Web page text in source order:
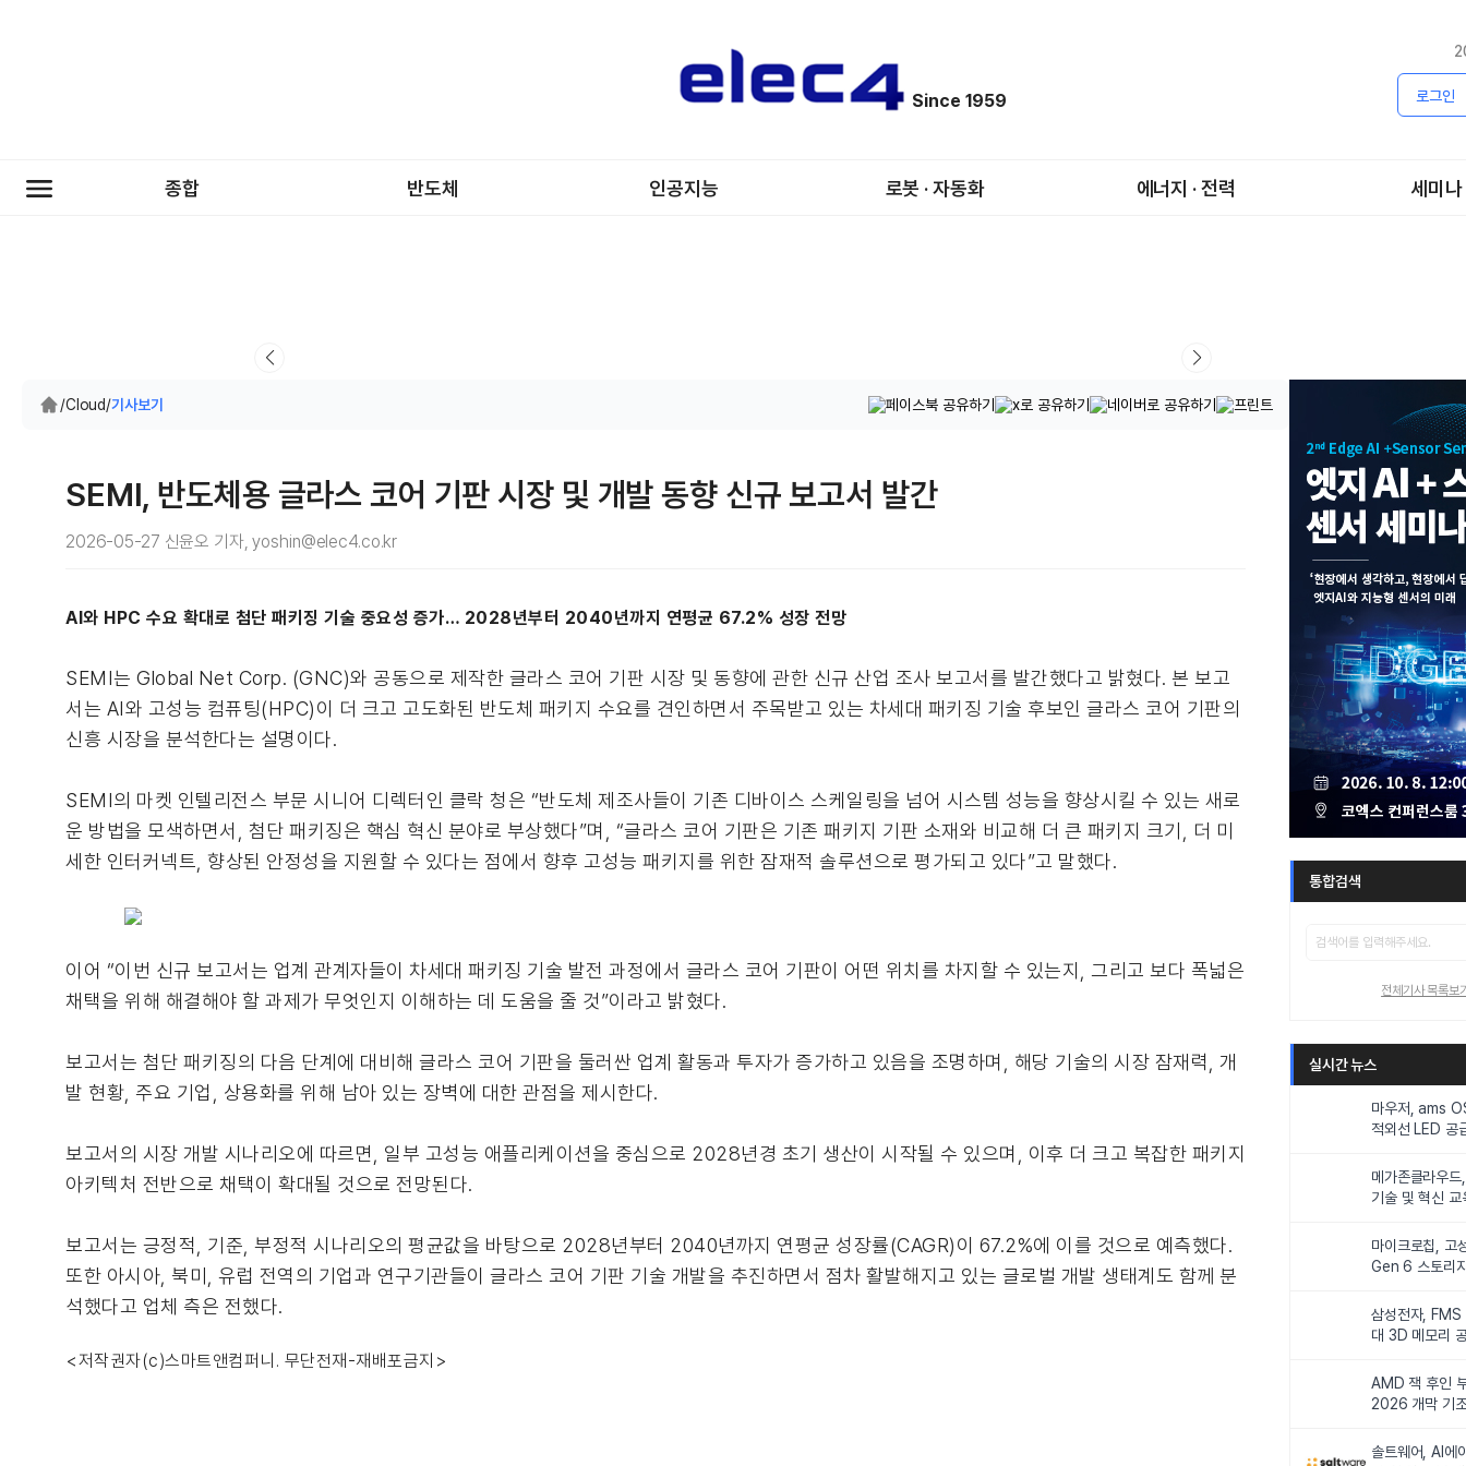
Since 1959 로그인
종합 반도체 인공지능 로봇 · 자동화 에너지 · 전력 세미나
/Cloud/기사보기
SEMI, 반도체용 글라스 코어 기판 시장 및 개발 동향 신규 보고서 발간
2026-05-27 신윤오 기자, yoshin@elec4.co.kr
AI와 HPC 수요 확대로 첨단 패키징 기술 중요성 증가… 2028년부터 2040년까지 연평균 67.2% 성장 전망
SEMI는 Global Net Corp. (GNC)와 공동으로 제작한 글라스 코어 기판 시장 및 동향에 관한 신규 산업 조사 보고서를 발간했다고 밝혔다. 본 보고
서는 AI와 고성능 컴퓨팅(HPC)이 더 크고 고도화된 반도체 패키지 수요를 견인하면서 주목받고 있는 차세대 패키징 기술 후보인 글라스 코어 기판의
신흥 시장을 분석한다는 설명이다.
SEMI의 마켓 인텔리전스 부문 시니어 디렉터인 클락 청은 “반도체 제조사들이 기존 디바이스 스케일링을 넘어 시스템 성능을 향상시킬 수 있는 새로
운 방법을 모색하면서, 첨단 패키징은 핵심 혁신 분야로 부상했다”며, “글라스 코어 기판은 기존 패키지 기판 소재와 비교해 더 큰 패키지 크기, 더 미
세한 인터커넥트, 향상된 안정성을 지원할 수 있다는 점에서 향후 고성능 패키지를 위한 잠재적 솔루션으로 평가되고 있다”고 말했다.
이어 “이번 신규 보고서는 업계 관계자들이 차세대 패키징 기술 발전 과정에서 글라스 코어 기판이 어떤 위치를 차지할 수 있는지, 그리고 보다 폭넓은
채택을 위해 해결해야 할 과제가 무엇인지 이해하는 데 도움을 줄 것”이라고 밝혔다.
보고서는 첨단 패키징의 다음 단계에 대비해 글라스 코어 기판을 둘러싼 업계 활동과 투자가 증가하고 있음을 조명하며, 해당 기술의 시장 잠재력, 개
발 현황, 주요 기업, 상용화를 위해 남아 있는 장벽에 대한 관점을 제시한다.
보고서의 시장 개발 시나리오에 따르면, 일부 고성능 애플리케이션을 중심으로 2028년경 초기 생산이 시작될 수 있으며, 이후 더 크고 복잡한 패키지
아키텍처 전반으로 채택이 확대될 것으로 전망된다.
보고서는 긍정적, 기준, 부정적 시나리오의 평균값을 바탕으로 2028년부터 2040년까지 연평균 성장률(CAGR)이 67.2%에 이를 것으로 예측했다.
또한 아시아, 북미, 유럽 전역의 기업과 연구기관들이 글라스 코어 기판 기술 개발을 추진하면서 점차 활발해지고 있는 글로벌 개발 생태계도 함께 분
석했다고 업체 측은 전했다.
<저작권자(c)스마트앤컴퍼니. 무단전재-재배포금지>
통합검색
전체기사 목록보
실시간 뉴스
마우저, ams
적외선 LED 공
메가존클라우드
기술 및 혁신
마이크로칩, 고
Gen 6 스토리
삼성전자,
대 3D 메모리
AMD 잭 후인
2026 개막 기
솔트웨어, AI에